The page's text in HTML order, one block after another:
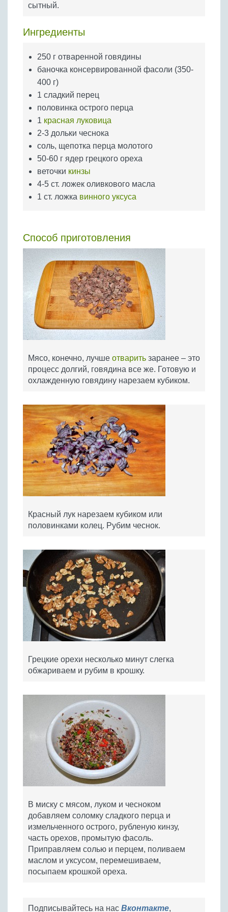
Бобовые
Крупы
сытный.
Ингредиенты
250 г отваренной говядины
баночка консервированной фасоли (350-
400 г)
1 сладкий перец
половинка острого перца
1 красная луковица
2-3 дольки чеснока
соль, щепотка перца молотого
50-60 г ядер грецкого ореха
веточки кинзы
4-5 ст. ложек оливкового масла
1 ст. ложка винного уксуса
Способ приготовления
Мясо, конечно, лучше отварить заранее – это
процесс долгий, говядина все же. Готовую и
охлажденную говядину нарезаем кубиком.
Красный лук нарезаем кубиком или
половинками колец. Рубим чеснок.
Грецкие орехи несколько минут слегка
обжариваем и рубим в крошку.
В миску с мясом, луком и чесноком
добавляем соломку сладкого перца и
измельченного острого, рубленую кинзу,
часть орехов, промытую фасоль.
Приправляем солью и перцем, поливаем
маслом и уксусом, перемешиваем,
посыпаем крошкой ореха.
Подписывайтесь на нас Вконтакте,